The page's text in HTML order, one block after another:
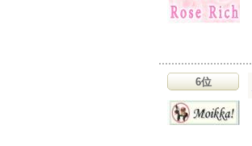
6位